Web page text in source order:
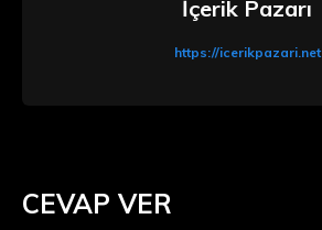
CEVAP VER
İçerik Pazarı
https://icerikpazari.net